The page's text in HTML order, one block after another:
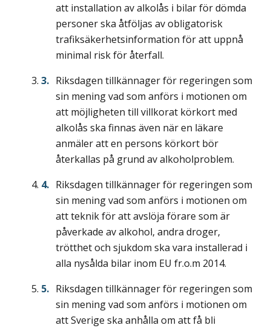
att installation av alkolås i bilar för dömda
personer ska åtföljas av obligatorisk
trafiksäkerhetsinformation för att uppnå
minimal risk för återfall.
Riksdagen tillkännager för regeringen som
sin mening vad som anförs i motionen om
att möjligheten till villkorat körkort med
alkolås ska finnas även när en läkare
anmäler att en persons körkort bör
återkallas på grund av alkoholproblem.
Riksdagen tillkännager för regeringen som
sin mening vad som anförs i motionen om
att teknik för att avslöja förare som är
påverkade av alkohol, andra droger,
trötthet och sjukdom ska vara installerad i
alla nysålda bilar inom EU fr.o.m 2014.
Riksdagen tillkännager för regeringen som
sin mening vad som anförs i motionen om
att Sverige ska anhålla om att få bli